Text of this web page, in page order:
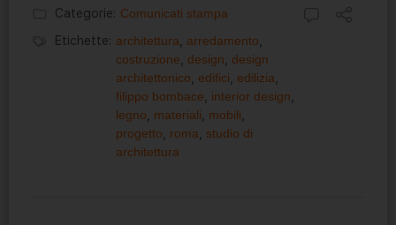
Categorie: Comunicati stampa
Etichette: architettura, arredamento,
costruzione, design, design
architettonico, edifici, edilizia,
filippo bombace, interior design,
legno, materiali, mobili,
progetto, roma, studio di
architettura